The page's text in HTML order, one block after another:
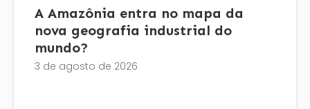
A Amazônia entra no mapa da
nova geografia industrial do
mundo?
3 de agosto de 2026